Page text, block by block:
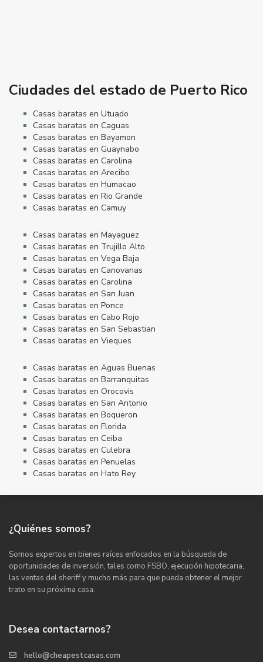
Ciudades del estado de Puerto Rico
Casas baratas en Utuado
Casas baratas en Caguas
Casas baratas en Bayamon
Casas baratas en Guaynabo
Casas baratas en Carolina
Casas baratas en Arecibo
Casas baratas en Humacao
Casas baratas en Rio Grande
Casas baratas en Camuy
Casas baratas en Mayaguez
Casas baratas en Trujillo Alto
Casas baratas en Vega Baja
Casas baratas en Canovanas
Casas baratas en Carolina
Casas baratas en San Juan
Casas baratas en Ponce
Casas baratas en Cabo Rojo
Casas baratas en San Sebastian
Casas baratas en Vieques
Casas baratas en Aguas Buenas
Casas baratas en Barranquitas
Casas baratas en Orocovis
Casas baratas en San Antonio
Casas baratas en Boqueron
Casas baratas en Florida
Casas baratas en Ceiba
Casas baratas en Culebra
Casas baratas en Penuelas
Casas baratas en Hato Rey
¿Quiénes somos?
Somos expertos en bienes raíces enfocados en la búsqueda de
oportunidades de inversión, tales como FSBO, ejecución hipotecaria,
las ventas del sheriff y mucho más para que pueda obtener el mejor
trato en su próxima casa.
Desea contactarnos?
hello@cheapestcasas.com